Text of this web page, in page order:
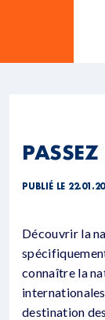
PUBLIÉ LE
Découvrir la
connaître la
destination